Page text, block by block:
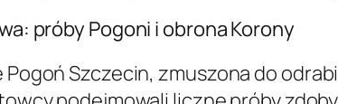
próby Pogoni i obrona Korony
Pogoń Szczecin, zmuszona do